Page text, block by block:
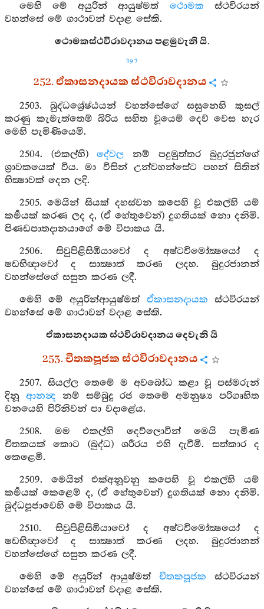
මෙහි මේ අයුරින් ආයුෂ්මත් ථොමක ස්ථවිරයන්
වහන්සේ මේ ගාථාවන් වදාළ සේකි.
ථොමකස්ථවිරාවදානය පළමුවැනි යි.
397
252. ඒකාසනදායක ස්ථවිරාවදානය
2503. බුද්ධශ්‍රේෂ්ඨයන් වහන්සේගේ සසුනෙහි කුසල්
කරණු කැමැත්තෙම් බිරිය සහිත වූයෙම් දෙව් වෙස හැර
මෙහි පැමිණියෙමි.
2504. (එකල්හි)දේවල නම් පදුමුත්තර බුදුරජුන්ගේ
ශ්‍රාවකයෙක් විය. මා විසින් උන්වහන්සේට පහන් සිතින්
භික්‍ෂාවක් දෙන ලදි.
2505. මෙයින් සියක් දහස්වන කපෙහි වූ එකල්හි යම්
කර්‍මයක් කරණ ලද ද, (ඒ හේතුවෙන්) දුගතියක් නො දනිමි.
පිණඩපාතදානයාගේ මේ විපාකය යි.
2506. සිවුපිළිසිඹියාවෝ ද අෂ්ටවිමෝක්‍ෂයෝ ද
ෂඩභිඥාවෝ ද සාක්‍ෂාත් කරණ ලදහ. බුදුරජානන්
වහන්සේගේ සසුන කරණ ලදී.
මෙහි මේ අයුරින්ආයුෂ්මත් ඒකාසනදායක ස්ථවිරයන්
වහන්සේ මේ ගාථාවන් වදාළ සේකි.
ඒකාසනදායක ස්ථවිරාවදානය දෙවැනි යි
253. චිතකපූජක ස්ථවිරාවදානය
2507. සියල්ල තෙමේ ම අවබෝධ කළා වූ පස්මරුන්
දිනූ ආනන්‍ද නම් සම්බුදු රජ තෙමේ අමනුෂ්‍ය පරිගෘහිත
වනයෙහි පිරිනිවන් පා වදාළේය.
2508. මම එකල්හි දෙව්ලොවින් මෙයි පැමිණ
චිතකයක් කොට (බුද්ධ) ශරීරය එහි දැවීමි. සත්කාර ද
කෙළෙමි.
2509. මෙයින් එක්අනූවනු කපෙහි වූ එකල්හි යම්
කර්‍මයක් කෙළෙම් ද, (ඒ හේතුවෙන්) දුගතියක් නො දනිමි.
බුද්ධපූජාවෙහි මේ විපාකය යි.
2510. සිවුපිළිසිඹියාවෝ ද අෂ්ටවිමෝක්‍ෂයෝ ද
ෂඩභිඥාවෝ ද සාක්‍ෂාත් කරණ ලදහ. බුදුරජානන්
වහන්සේගේ සසුන කරණ ලදී.
මෙහි මේ අයුරින් ආයුෂ්මත්චිතකපූජක ස්ථවිරයන්
වහන්සේ මේ ගාථාවන් වදාළ සේකි.